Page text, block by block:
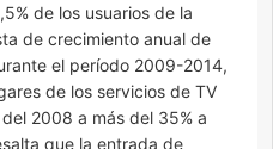
de los usuarios de la
de crecimiento anual de
el período 2009-2014,
de los servicios de TV
2008 a más del 35% a
que la entrada de